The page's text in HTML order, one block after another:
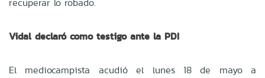
Vidal declaró como testigo ante la PDI
El mediocampista acudió el lunes 18 de mayo a